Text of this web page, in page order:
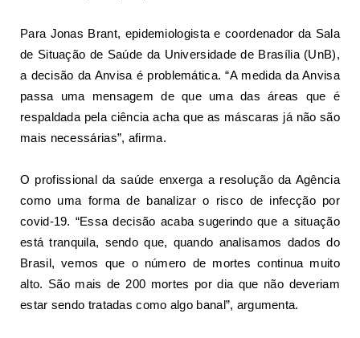
Para Jonas Brant, epidemiologista e coordenador da Sala
de Situação de Saúde da Universidade de Brasília (UnB),
a decisão da Anvisa é problemática. “A medida da Anvisa
passa uma mensagem de que uma das áreas que é
respaldada pela ciência acha que as máscaras já não são
mais necessárias”, afirma.
O profissional da saúde enxerga a resolução da Agência
como uma forma de banalizar o risco de infecção por
covid-19. “Essa decisão acaba sugerindo que a situação
está tranquila, sendo que, quando analisamos dados do
Brasil, vemos que o número de mortes continua muito
alto. São mais de 200 mortes por dia que não deveriam
estar sendo tratadas como algo banal”, argumenta.